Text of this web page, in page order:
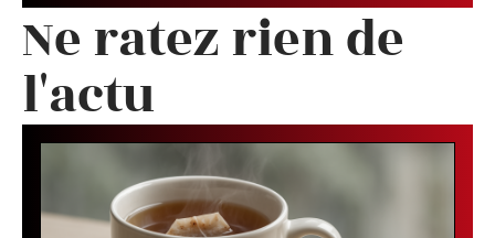
Ne ratez rien de
l'actu